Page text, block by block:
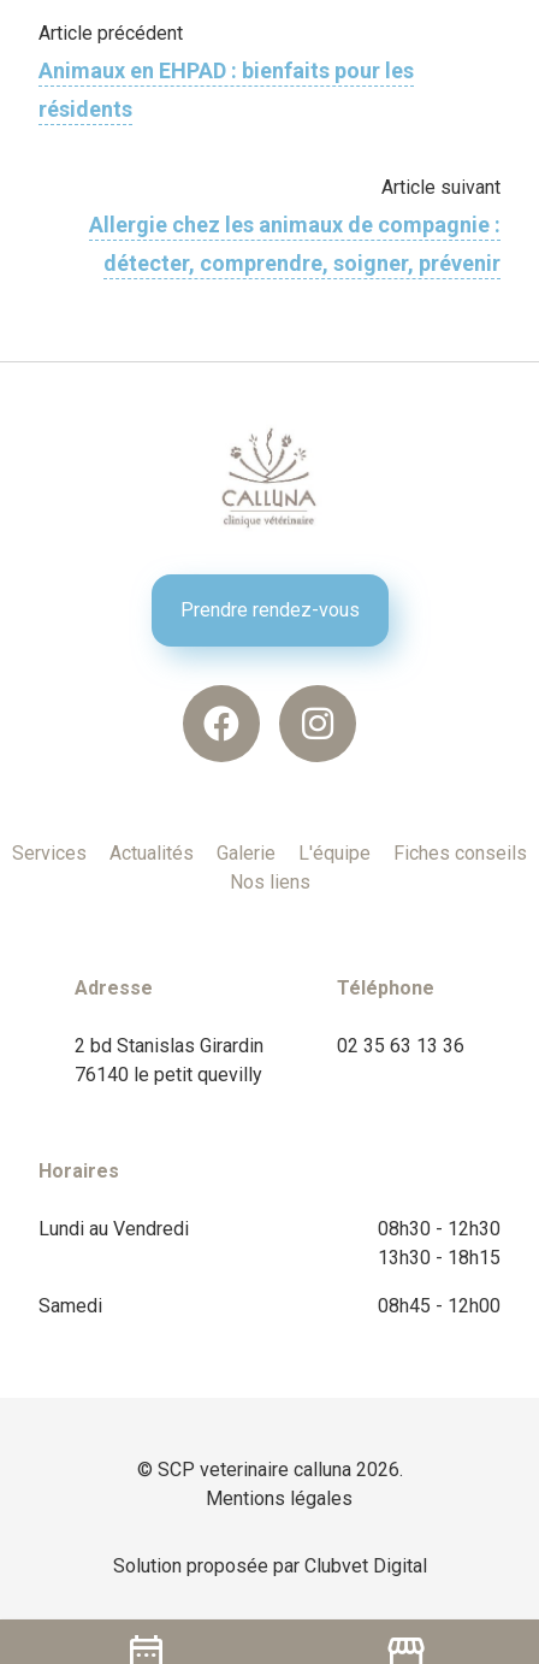
Article précédent
Animaux en EHPAD : bienfaits pour les
résidents
Article suivant
Allergie chez les animaux de compagnie :
détecter, comprendre, soigner, prévenir
date_range storefront
Prendre rendez-vous
Services Actualités Galerie L'équipe
Fiches conseils
Nos liens
Adresse
2 bd Stanislas Girardin
76140 le petit quevilly
Téléphone
02 35 63 13 36
Horaires
Lundi au Vendredi
08h30 - 12h30
13h30 - 18h15
Samedi 08h45 - 12h00
© SCP veterinaire calluna 2026.
Mentions légales
Solution proposée par Clubvet Digital